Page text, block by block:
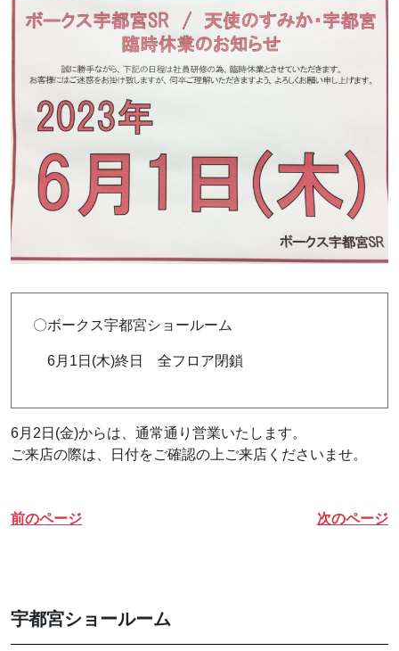
〇ボークス宇都宮ショールーム
6月1日(木)終日 全フロア閉鎖
6月2日(金)からは、通常通り営業いたします。
ご来店の際は、日付をご確認の上ご来店くださいませ。
前のページ 次のページ
宇都宮ショールーム